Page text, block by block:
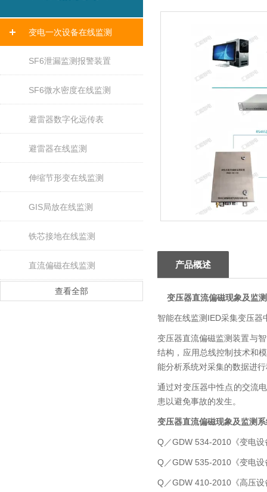
变电一次设备在线监测
SF6泄漏监测报警装置
SF6微水密度在线监测
避雷器数字化远传表
避雷器在线监测
伸缩节形变在线监测
GIS局放在线监测
铁芯接地在线监测
直流偏磁在线监测
查看全部
产品概述
变压器直流偏磁现象及监
智能在线监测IED采集变压
变压器直流偏磁监测装置与
结构，应用总线控制技术和
能分析系统对采集的数据进
通过对变压器中性点的交流
患以避免事故的发生。
变压器直流偏磁现象及监测
Q／GDW 534-2010《变电
Q／GDW 535-2010《变电
Q／GDW 410-2010《高压